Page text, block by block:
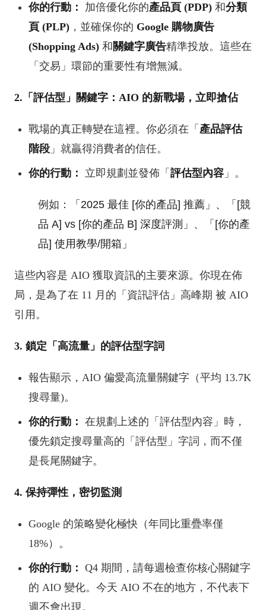
你的行動： 加倍優化你的產品頁 (PDP) 和分類
頁 (PLP) ，並確保你的 Google 購物廣告
(Shopping Ads) 和關鍵字廣告精準投放。這些在
「交易」環節的重要性有增無減。
2.「評估型」關鍵字：AIO 的新戰場，立即搶佔
戰場的真正轉變在這裡。你必須在「 產品評估
階段 」就贏得消費者的信任。
你的行動： 立即規劃並發佈「 評估型內容 」。
例如： 「2025 最佳 [你的產品] 推薦」、
「[競
品 A] vs [你的產品 B] 深度評測」、
「[你的產
品] 使用教學/開箱」
這些內容是 AIO 獲取資訊的主要來源。你現在佈
局，是為了在 11 月的「資訊評估」高峰期 被 AIO
引用。
3. 鎖定「高流量」的評估型字詞
報告顯示，AIO 偏愛高流量關鍵字（平均 13.7K
搜尋量)。
你的行動： 在規劃上述的「評估型內容」時，
優先鎖定搜尋量高的「評估型」字詞，而不僅
是長尾關鍵字。
4. 保持彈性，密切監測
Google 的策略變化極快（年同比重疊率僅
18%）。
你的行動： Q4 期間，請每週檢查你核心關鍵字
的 AIO 變化。今天 AIO 不在的地方，不代表下
週不會出現。